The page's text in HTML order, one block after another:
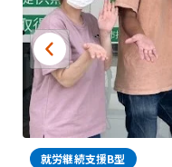
就労継続支援B型